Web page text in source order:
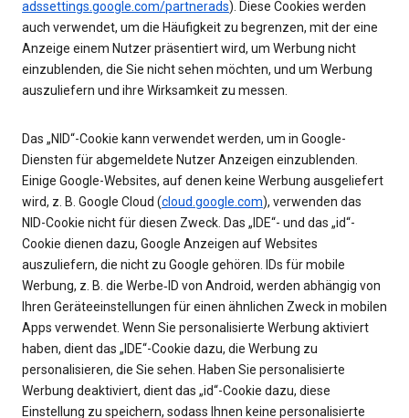
adssettings.google.com/partnerads). Diese Cookies werden
auch verwendet, um die Häufigkeit zu begrenzen, mit der eine
Anzeige einem Nutzer präsentiert wird, um Werbung nicht
einzublenden, die Sie nicht sehen möchten, und um Werbung
auszuliefern und ihre Wirksamkeit zu messen.
Das „NID“-Cookie kann verwendet werden, um in Google-
Diensten für abgemeldete Nutzer Anzeigen einzublenden.
Einige Google-Websites, auf denen keine Werbung ausgeliefert
wird, z. B. Google Cloud (cloud.google.com), verwenden das
NID-Cookie nicht für diesen Zweck. Das „IDE“- und das „id“-
Cookie dienen dazu, Google Anzeigen auf Websites
auszuliefern, die nicht zu Google gehören. IDs für mobile
Werbung, z. B. die Werbe‑ID von Android, werden abhängig von
Ihren Geräteeinstellungen für einen ähnlichen Zweck in mobilen
Apps verwendet. Wenn Sie personalisierte Werbung aktiviert
haben, dient das „IDE“-Cookie dazu, die Werbung zu
personalisieren, die Sie sehen. Haben Sie personalisierte
Werbung deaktiviert, dient das „id“-Cookie dazu, diese
Einstellung zu speichern, sodass Ihnen keine personalisierte